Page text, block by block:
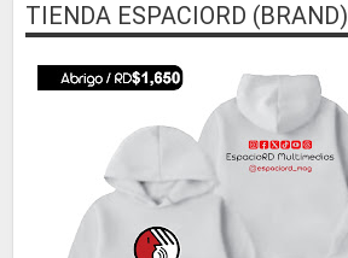
TIENDA ESPACIORD (BRAND)